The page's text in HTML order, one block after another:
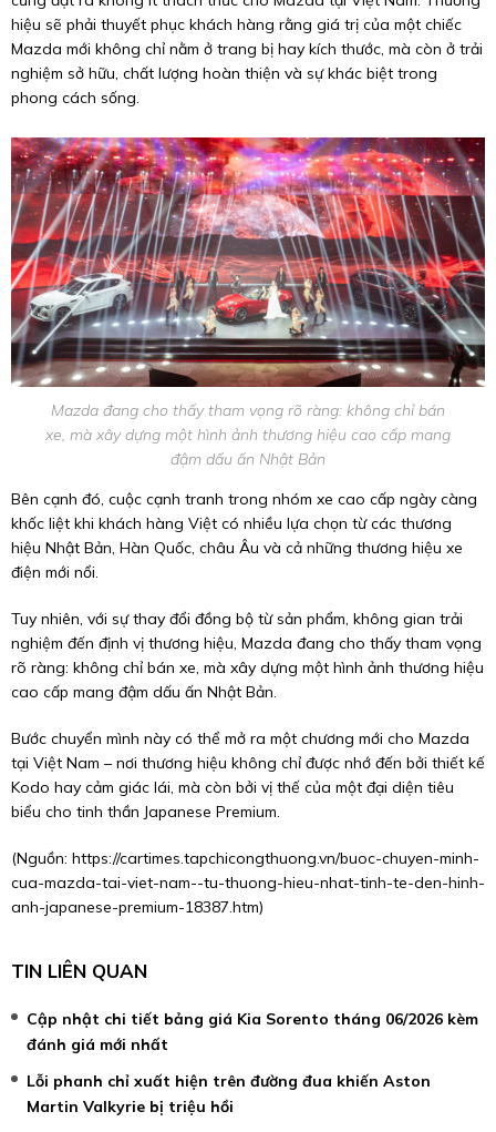
hiệu sẽ phải thuyết phục khách hàng rằng giá trị của một chiếc
Mazda mới không chỉ nằm ở trang bị hay kích thước, mà còn ở trải
nghiệm sở hữu, chất lượng hoàn thiện và sự khác biệt trong
phong cách sống.
Mazda đang cho thấy tham vọng rõ ràng: không chỉ bán
xe, mà xây dựng một hình ảnh thương hiệu cao cấp mang
đậm dấu ấn Nhật Bản
Bên cạnh đó, cuộc cạnh tranh trong nhóm xe cao cấp ngày càng
khốc liệt khi khách hàng Việt có nhiều lựa chọn từ các thương
hiệu Nhật Bản, Hàn Quốc, châu Âu và cả những thương hiệu xe
điện mới nổi.
Tuy nhiên, với sự thay đổi đồng bộ từ sản phẩm, không gian trải
nghiệm đến định vị thương hiệu, Mazda đang cho thấy tham vọng
rõ ràng: không chỉ bán xe, mà xây dựng một hình ảnh thương hiệu
cao cấp mang đậm dấu ấn Nhật Bản.
Bước chuyển mình này có thể mở ra một chương mới cho Mazda
tại Việt Nam – nơi thương hiệu không chỉ được nhớ đến bởi thiết kế
Kodo hay cảm giác lái, mà còn bởi vị thế của một đại diện tiêu
biểu cho tinh thần Japanese Premium.
(Nguồn: https://cartimes.tapchicongthuong.vn/buoc-chuyen-minh-
cua-mazda-tai-viet-nam--tu-thuong-hieu-nhat-tinh-te-den-hinh-
anh-japanese-premium-18387.htm)
TIN LIÊN QUAN
Cập nhật chi tiết bảng giá Kia Sorento tháng 06/2026 kèm
đánh giá mới nhất
Lỗi phanh chỉ xuất hiện trên đường đua khiến Aston
Martin Valkyrie bị triệu hồi